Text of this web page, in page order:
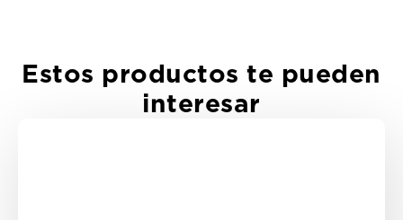
Estos productos te pueden
interesar